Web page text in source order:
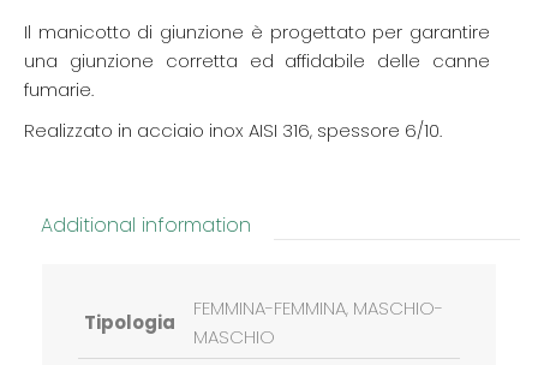
Il manicotto di giunzione è progettato per garantire
una giunzione corretta ed affidabile delle canne
fumarie.
Realizzato in acciaio inox AISI 316, spessore 6/10.
Additional information
Tipologia
FEMMINA-FEMMINA, MASCHIO-
MASCHIO